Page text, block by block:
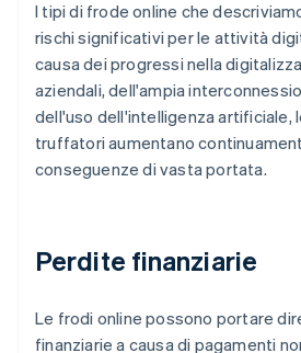
I tipi di frode online che
rischi significativi per le attività
causa dei progressi nella
aziendali, dell'ampia
dell'uso dell'intelligenza artificiale,
truffatori aumentano
conseguenze di vasta portata.
Perdite finanziarie
Le frodi online possono portare
finanziarie a causa di pagamenti